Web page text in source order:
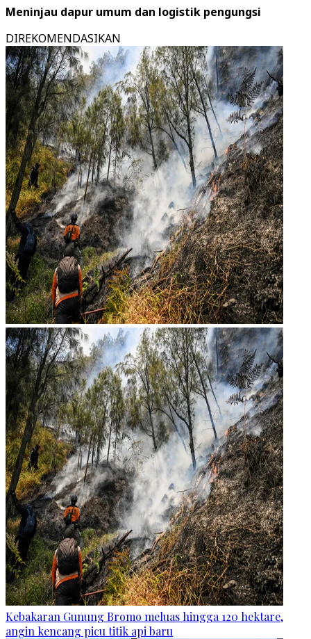
Meninjau dapur umum dan logistik pengungsi
DIREKOMENDASIKAN
Kebakaran Gunung Bromo meluas hingga 120 hektare,
angin kencang picu titik api baru